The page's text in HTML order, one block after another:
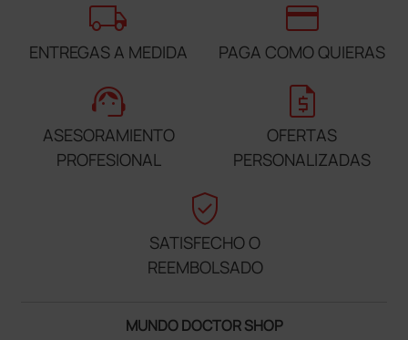
local_shipping
ENTREGAS A MEDIDA
credit_card
PAGA COMO QUIERAS
support_agent
ASESORAMIENTO
PROFESIONAL
request_quote
OFERTAS
PERSONALIZADAS
verified_user
SATISFECHO O
REEMBOLSADO
MUNDO DOCTOR SHOP